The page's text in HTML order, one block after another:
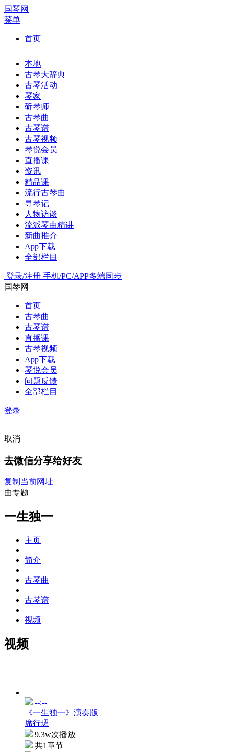
国琴网
菜单
首页
本地
古琴大辞典
古琴活动
琴家
斫琴师
古琴曲
古琴谱
古琴视频
琴悦会员
直播课
资讯
精品课
流行古琴曲
寻琴记
人物访谈
流派琴曲精讲
新曲推介
App下载
全部栏目
登录/注册 手机/PC/APP多端同步
国琴网
首页
古琴曲
古琴谱
直播课
古琴视频
App下载
琴悦会员
问题反馈
全部栏目
登录
取消
去微信分享给好友
复制当前网址
曲专题
一生独一
主页
简介
古琴曲
古琴谱
视频
视频
--:--
《一生独一》演奏版
席行珺
9.3w次播放
共1章节